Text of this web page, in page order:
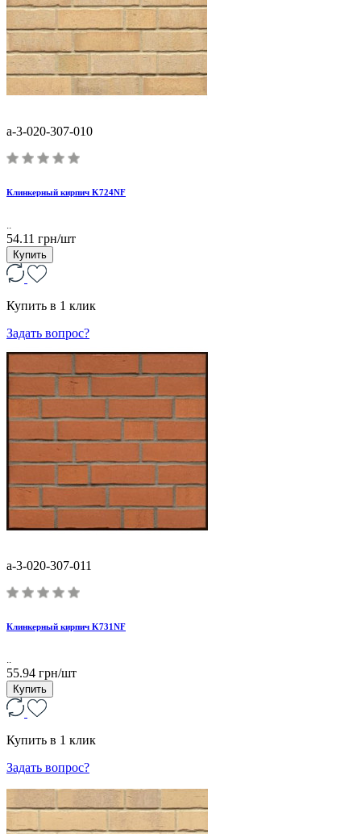
a-3-020-307-010
Клинкерный кирпич K724NF
54.11 грн/шт
Купить
Купить в 1 клик
Задать вопрос?
a-3-020-307-011
Клинкерный кирпич K731NF
55.94 грн/шт
Купить
Купить в 1 клик
Задать вопрос?